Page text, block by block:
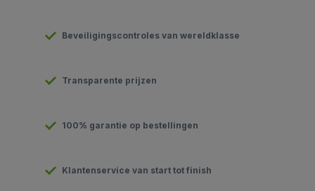
Beveiligingscontroles van wereldklasse
Transparente prijzen
100% garantie op bestellingen
Klantenservice van start tot finish